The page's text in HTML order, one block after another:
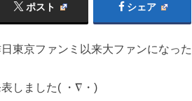
ポスト シェア
東京ファンミ以来大ファンになった
しました( ・∇・)